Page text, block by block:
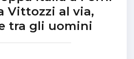
Vittozzi al via,
tra gli uomini